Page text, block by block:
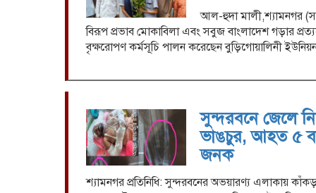
আল-হুদা মালী,শ্যামনগর
বিরূপ প্রভাব মোকাবিলা এবং সবুজ বাংলাদেশ গড়ার
বৃক্ষরোপণ কর্মসূচি পালন করেছেন বুড়িগোয়ালিনী
সুন্দরবনে জেলে
ভাঙচুর, আহত ৫
জনক
শ্যামনগর প্রতিনিধি: সুন্দরবনের অভয়ারণ্য এলাকায়